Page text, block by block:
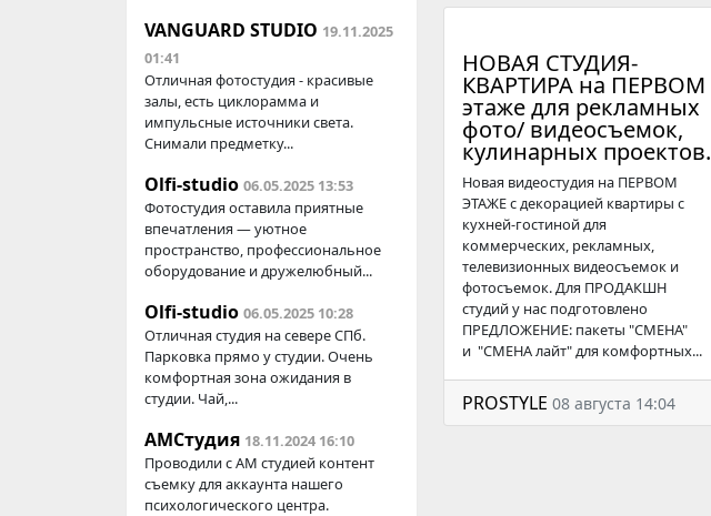
НОВАЯ СТУДИЯ-
КВАРТИРА на ПЕРВОМ
этаже для рекламных
фото/ видеосъемок,
кулинарных проектов.
Новая видеостудия на ПЕРВОМ
ЭТАЖЕ с декорацией квартиры с
кухней-гостиной для
коммерческих, рекламных,
телевизионных видеосъемок и
фотосъемок. Для ПРОДАКШН
студий у нас подготовлено
ПРЕДЛОЖЕНИЕ: пакеты "СМЕНА"
и "СМЕНА лайт" для комфортных...
PROSTYLE 08 августа 14:04
VANGUARD STUDIO 19.11.2025
01:41
Отличная фотостудия - красивые
залы, есть циклорамма и
импульсные источники света.
Снимали предметку...
Olfi-studio 06.05.2025 13:53
Фотостудия оставила приятные
впечатления — уютное
пространство, профессиональное
оборудование и дружелюбный...
Olfi-studio 06.05.2025 10:28
Отличная студия на севере СПб.
Парковка прямо у студии. Очень
комфортная зона ожидания в
студии. Чай,...
АМСтудия 18.11.2024 16:10
Проводили с AM студией контент
съемку для аккаунта нашего
психологического центра.